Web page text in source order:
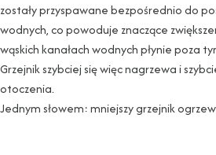
zostały przyspawane bezpośrednio do
wodnych, co powoduje znaczące
wąskich kanałach wodnych płynie poza
Grzejnik szybciej się więc nagrzewa i
otoczenia.
Jednym słowem: mniejszy grzejnik